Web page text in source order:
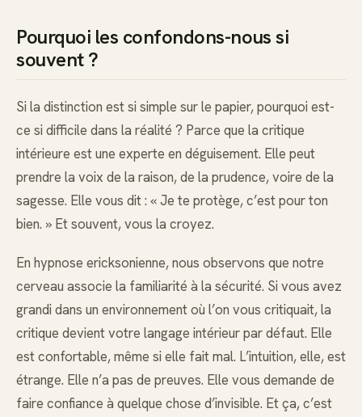
Pourquoi les confondons-nous si
souvent ?
Si la distinction est si simple sur le papier, pourquoi est-
ce si difficile dans la réalité ? Parce que la critique
intérieure est une experte en déguisement. Elle peut
prendre la voix de la raison, de la prudence, voire de la
sagesse. Elle vous dit : « Je te protège, c’est pour ton
bien. » Et souvent, vous la croyez.
En hypnose ericksonienne, nous observons que notre
cerveau associe la familiarité à la sécurité. Si vous avez
grandi dans un environnement où l’on vous critiquait, la
critique devient votre langage intérieur par défaut. Elle
est confortable, même si elle fait mal. L’intuition, elle, est
étrange. Elle n’a pas de preuves. Elle vous demande de
faire confiance à quelque chose d’invisible. Et ça, c’est